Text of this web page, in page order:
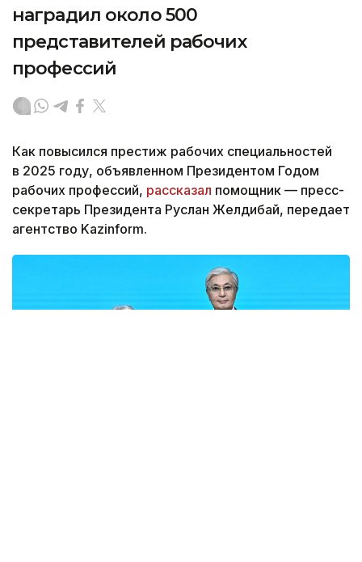
наградил около 500
представителей рабочих
профессий
Как повысился престиж рабочих специальностей
в 2025 году, объявленном Президентом Годом
рабочих профессий, рассказал помощник — пресс-
секретарь Президента Руслан Желдибай, передает
агентство Kazinform.